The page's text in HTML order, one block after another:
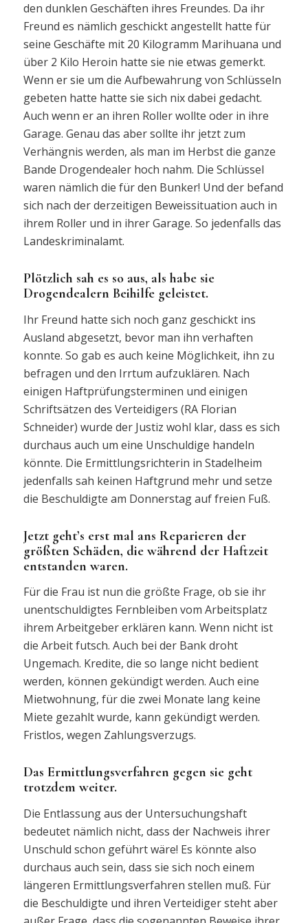
den dunklen Geschäften ihres Freundes. Da ihr
Freund es nämlich geschickt angestellt hatte für
seine Geschäfte mit 20 Kilogramm Marihuana und
über 2 Kilo Heroin hatte sie nie etwas gemerkt.
Wenn er sie um die Aufbewahrung von Schlüsseln
gebeten hatte hatte sie sich nix dabei gedacht.
Auch wenn er an ihren Roller wollte oder in ihre
Garage. Genau das aber sollte ihr jetzt zum
Verhängnis werden, als man im Herbst die ganze
Bande Drogendealer hoch nahm. Die Schlüssel
waren nämlich die für den Bunker! Und der befand
sich nach der derzeitigen Beweissituation auch in
ihrem Roller und in ihrer Garage. So jedenfalls das
Landeskriminalamt.
Plötzlich sah es so aus, als habe sie
Drogendealern Beihilfe geleistet.
Ihr Freund hatte sich noch ganz geschickt ins
Ausland abgesetzt, bevor man ihn verhaften
konnte. So gab es auch keine Möglichkeit, ihn zu
befragen und den Irrtum aufzuklären. Nach
einigen Haftprüfungsterminen und einigen
Schriftsätzen des Verteidigers (RA Florian
Schneider) wurde der Justiz wohl klar, dass es sich
durchaus auch um eine Unschuldige handeln
könnte. Die Ermittlungsrichterin in Stadelheim
jedenfalls sah keinen Haftgrund mehr und setze
die Beschuldigte am Donnerstag auf freien Fuß.
Jetzt geht’s erst mal ans Reparieren der
größten Schäden, die während der Haftzeit
entstanden waren.
Für die Frau ist nun die größte Frage, ob sie ihr
unentschuldigtes Fernbleiben vom Arbeitsplatz
ihrem Arbeitgeber erklären kann. Wenn nicht ist
die Arbeit futsch. Auch bei der Bank droht
Ungemach. Kredite, die so lange nicht bedient
werden, können gekündigt werden. Auch eine
Mietwohnung, für die zwei Monate lang keine
Miete gezahlt wurde, kann gekündigt werden.
Fristlos, wegen Zahlungsverzugs.
Das Ermittlungsverfahren gegen sie geht
trotzdem weiter.
Die Entlassung aus der Untersuchungshaft
bedeutet nämlich nicht, dass der Nachweis ihrer
Unschuld schon geführt wäre! Es könnte also
durchaus auch sein, dass sie sich noch einem
längeren Ermittlungsverfahren stellen muß. Für
die Beschuldigte und ihren Verteidiger steht aber